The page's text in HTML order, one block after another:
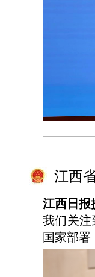
江西
江西日报
我们关
国家部